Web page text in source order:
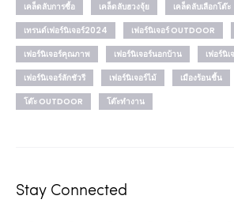
เคล็ดลับการซื้อ
เคล็ดลับฮวงจุ้ย
เคล็ดลับเลือกโต๊ะ
เทรนด์เฟอร์นิเจอร์2024
เฟอร์นิเจอร์ OUTDOOR
เฟอร์นิเจอร์คุณภาพ
เฟอร์นิเจอร์นอกบ้าน
เฟอร์นิ
เฟอร์นิเจอร์ลักชัวรี
เฟอร์นิเจอร์ไม้ เมืองร้อนชื้น
โต๊ะ OUTDOOR
โต๊ะทำงาน
Stay Connected